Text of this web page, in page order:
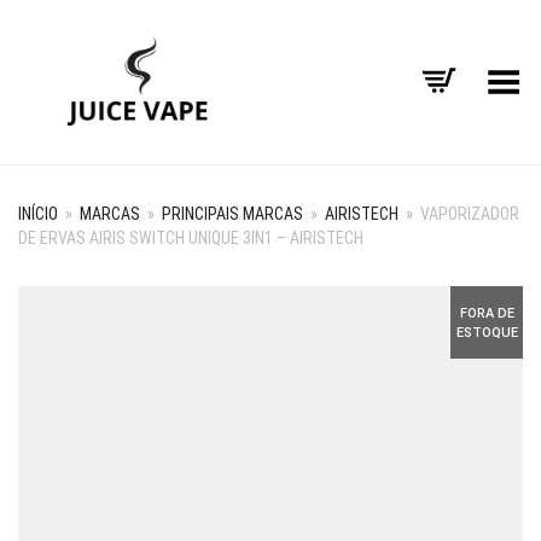
Alternar Menu
INÍCIO » MARCAS » PRINCIPAIS MARCAS » AIRISTECH » VAPORIZADOR
DE ERVAS AIRIS SWITCH UNIQUE 3IN1 – AIRISTECH
FORA DE
ESTOQUE